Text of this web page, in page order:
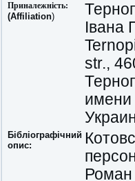
Приналежність:
(Affiliation)
Івана
str.,
имени
Бібліографічний
опис:
Роман